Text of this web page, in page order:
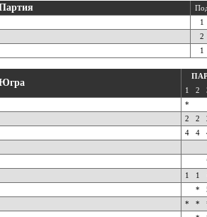
1
2
1
1
2
*
2 2
4 4
1 1
*
* *